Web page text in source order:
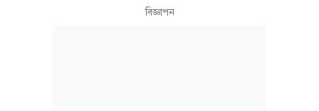
বিজ্ঞাপন